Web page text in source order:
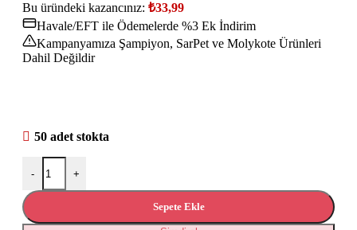
Bu üründeki kazancınız: ₺33,99
Havale/EFT ile Ödemelerde %3 Ek İndirim
Kampanyamıza Şampiyon, SarPet ve Molykote Ürünleri
Dahil Değildir
50 adet stokta
- +
Sepete Ekle